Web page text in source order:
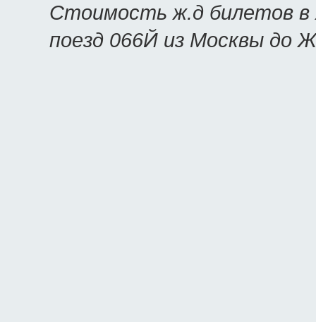
Стоимость ж.д билетов в
поезд 066Й из Москвы до